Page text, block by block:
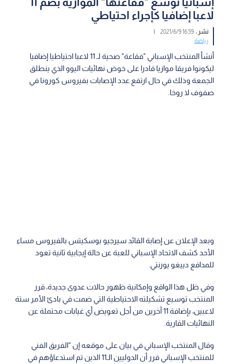
لاعبا إضافيا كإجراء احتياطي
نشر :16:59 2021/6/9
|
رياضة
أنشأ المنتخب الإسباني "فقاعة" صحية لـ 11 لاعبا احتياطيا إضافيا
ليكونوا فريقا موازيا قادرا على خوض نهائيات اليوو الذي ينطلق
الجمعة وذلك في حال ارتفع عدد الإصابات بفيروس كورونا في
صفوف لا روخا.
وبعد الإعلان عن إصابة القائد سيرجيو بوسكيتس بالفيروس مساء
الأحد كشف الاتحاد الإسباني للعبة عن حالة إيجابية ثانية تعود
للمدافع دييغو يورنتي.
وفي ظل هذا الواقع وإمكانية ظهور حالات عدوى جديدة، قرر
المنتخب توسيع تشكيلته الاحتياطية التي ضمت في بادئ الأمر ستة
لاعبين، بإضافة 11 آخرين من أجل تعويض أي غيابات محتملة عن
النهائيات القارية.
وقال المنتخب الإسباني في بيان على موقعه إن "الفريق الفني
للمنتخب الإسباني قرر أن الدوليين الـ11 الذين تم استدعاؤهم في